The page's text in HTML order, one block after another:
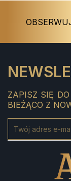
ZAPISZ SIĘ
BIEŻĄCO Z